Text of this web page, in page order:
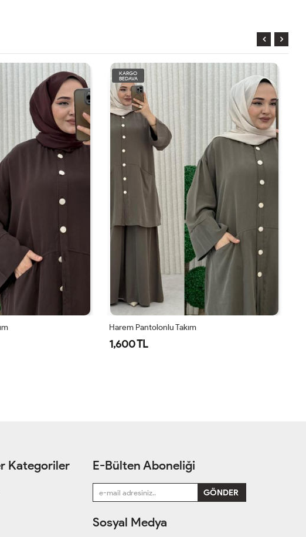
KARGO
BEDAVA
Harem Pantolonlu Takım
1,600 TL
Kategoriler E-Bülten Aboneliği
Sosyal Medya